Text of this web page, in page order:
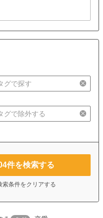
件を検索する
索条件をクリアする